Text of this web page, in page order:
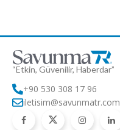
“Etkin, Güvenilir, Haberdar”
+90 530 308 17 96
iletisim@savunmatr.com